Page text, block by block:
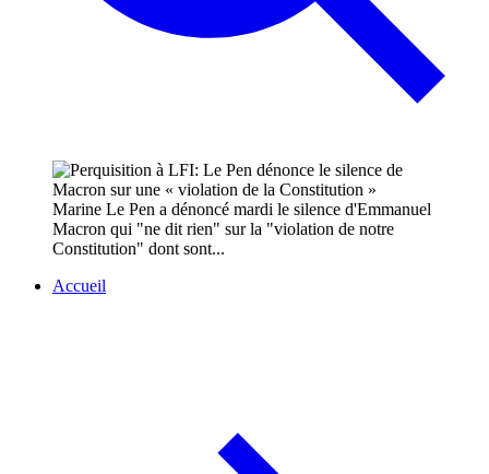
Marine Le Pen a dénoncé mardi le silence d'Emmanuel
Macron qui "ne dit rien" sur la "violation de notre
Constitution" dont sont...
Accueil